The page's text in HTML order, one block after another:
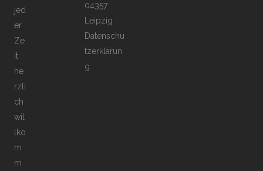
jed
er
Ze
it
he
rzli
ch
wil
lko
m
m
04357
Leipzig
Datenschu
tzerklärun
g